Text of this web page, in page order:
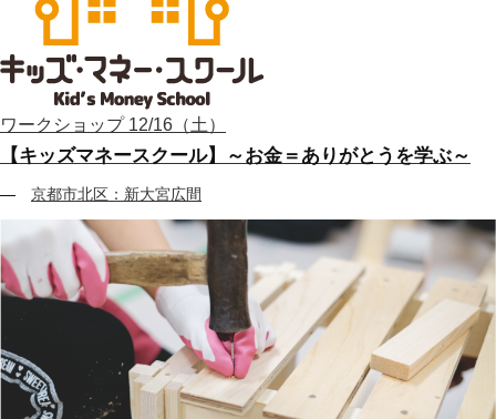
ワークショップ 12/16（土）
【キッズマネースクール】～お金＝ありがとうを学ぶ～
京都市北区：新大宮広間